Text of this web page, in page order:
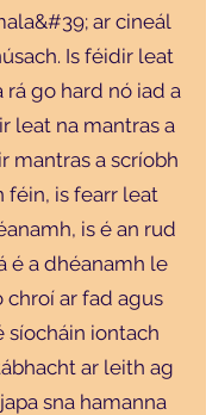
ar cineál
Is féidir leat
rá go hard nó iad a
leat na mantras a
mantras a scríobh
féin, is fearr leat
is é an rud
é a dhéanamh le
chroí ar fad agus
síocháin iontach
ar leith ag
sna hamanna